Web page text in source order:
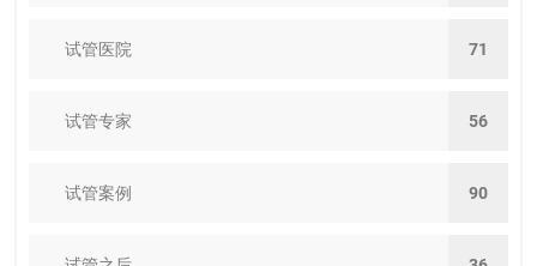
试管医院 71
试管专家 56
试管案例 90